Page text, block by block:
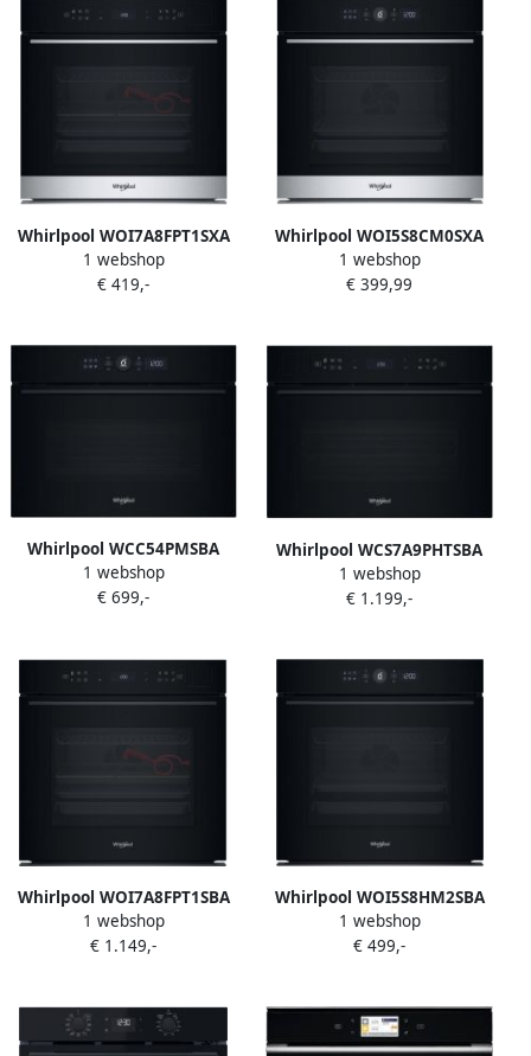
6240 NB
Whirlpool WOI7A8FPT1SXA
Inbouwoven Elektrisch -73 l
Stoom functie AirFry C label
1 webshop
€ 419,-
Whirlpool WOI5S8CM0SXA
inbouw oven multi hete
lucht Airfry steam clean
1 webshop
€ 399,99
Whirlpool WCC54PMSBA
Inbouw oven Zwart
1 webshop
€ 699,-
Whirlpool WCS7A9PHTSBA
Inbouw combi stoomoven
Zwart
1 webshop
€ 1.199,-
Whirlpool WOI7A8FPT1SBA
Inbouw oven Zwart
1 webshop
€ 1.149,-
Whirlpool WOI5S8HM2SBA
stoom toevoeging restant
1 webshop
€ 499,-